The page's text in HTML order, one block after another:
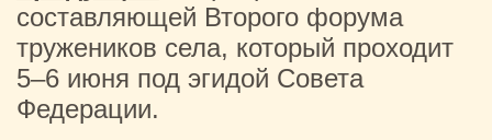
составляющей Второго форума
тружеников села, который проходит
5–6 июня под эгидой Совета
Федерации.